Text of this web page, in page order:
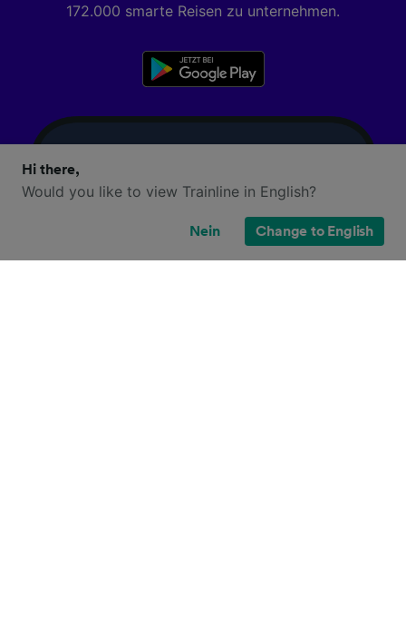
172.000 smarte Reisen zu unternehmen.
Hi there,
Would you like to view Trainline in English?
Nein Change to English